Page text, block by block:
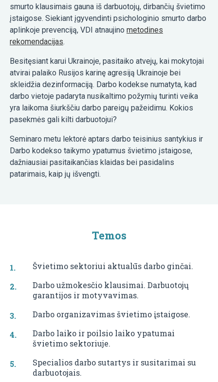
smurto klausimais gauna iš darbuotojų, dirbančių švietimo
įstaigose. Siekiant įgyvendinti psichologinio smurto darbo
aplinkoje prevenciją, VDI atnaujino metodines
rekomendacijas.
Besitęsiant karui Ukrainoje, pasitaiko atvejų, kai mokytojai
atvirai palaiko Rusijos karinę agresiją Ukrainoje bei
skleidžia dezinformaciją. Darbo kodekse numatyta, kad
darbo vietoje padaryta nusikaltimo požymių turinti veika
yra laikoma šiurkščiu darbo pareigų pažeidimu. Kokios
pasekmės gali kilti darbuotojui?
Seminaro metu lektorė aptars darbo teisinius santykius ir
Darbo kodekso taikymo ypatumus švietimo įstaigose,
dažniausiai pasitaikančias klaidas bei pasidalins
patarimais, kaip jų išvengti.
Temos
Švietimo sektoriui aktualūs darbo ginčai.
Darbo užmokesčio klausimai. Darbuotojų
garantijos ir motyvavimas.
Darbo organizavimas švietimo įstaigose.
Darbo laiko ir poilsio laiko ypatumai
švietimo sektoriuje.
Specialios darbo sutartys ir susitarimai su
darbuotojais.